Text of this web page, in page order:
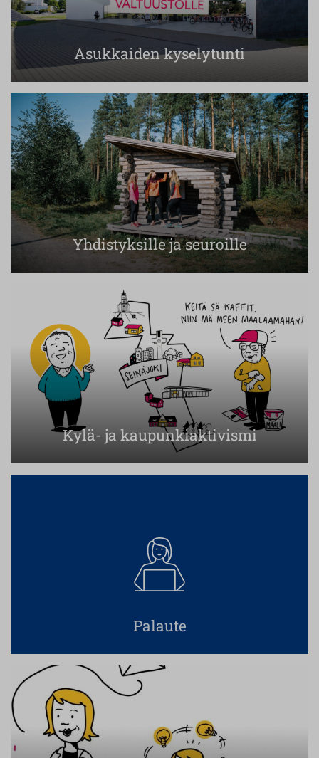
Asukkaiden kyselytunti
Yhdistyksille ja seuroille
Kylä- ja kaupunkiaktivismi
Palaute